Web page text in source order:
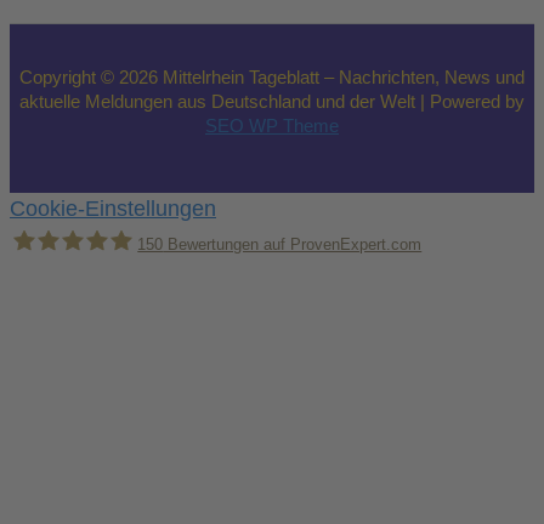
Copyright © 2026 Mittelrhein Tageblatt – Nachrichten, News und
aktuelle Meldungen aus Deutschland und der Welt | Powered by
SEO WP Theme
Cookie-Einstellungen
150 Bewertungen auf ProvenExpert.com